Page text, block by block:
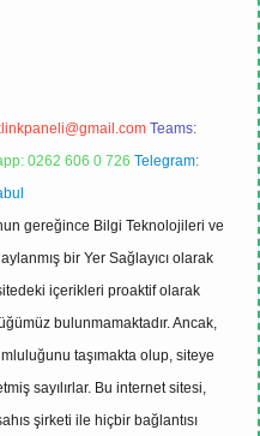
Teams:
0262 606 0 726 Telegram:
gereğince Bilgi Teknolojileri ve
bir Yer Sağlayıcı olarak
içerikleri proaktif olarak
bulunmamaktadır. Ancak,
taşımakta olup, siteye
sayılırlar. Bu internet sitesi,
şirketi ile hiçbir bağlantısı